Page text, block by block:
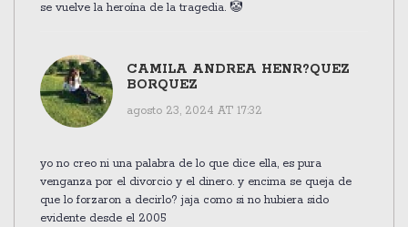
se vuelve la heroína de la tragedia. 🤡
CAMILA ANDREA HENR?QUEZ
BORQUEZ
agosto 23, 2024 AT 17:32
yo no creo ni una palabra de lo que dice ella, es pura
venganza por el divorcio y el dinero. y encima se queja de
que lo forzaron a decirlo? jaja como si no hubiera sido
evidente desde el 2005